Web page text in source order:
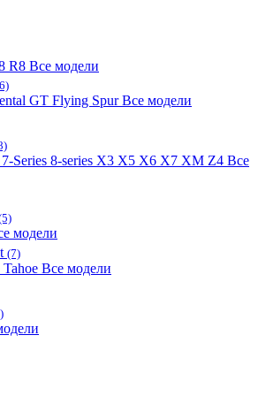
R8 Все модели
GT Flying SpurВсе модели
7-Series 8-series X3 X5 X6 X7 XM Z4 Все
модели
(7)
Tahoe Все модели